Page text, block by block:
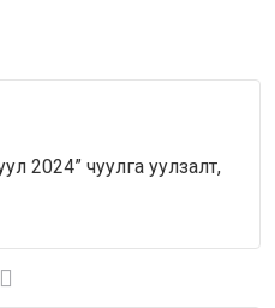
2024” чуулга уулзалт,